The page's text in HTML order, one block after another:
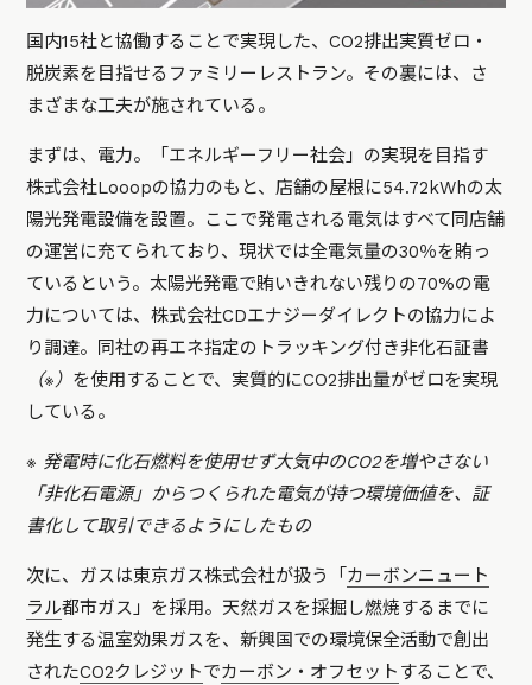
国内15社と協働することで実現した、CO2排出実質ゼロ・
脱炭素を目指せるファミリーレストラン。その裏には、さ
まざまな工夫が施されている。
まずは、電力。「エネルギーフリー社会」の実現を目指す
株式会社Looopの協力のもと、店舗の屋根に54.72kWhの太
陽光発電設備を設置。ここで発電される電気はすべて同店舗
の運営に充てられており、現状では全電気量の30％を賄っ
ているという。太陽光発電で賄いきれない残りの70%の電
力については、株式会社CDエナジーダイレクトの協力によ
り調達。同社の再エネ指定のトラッキング付き非化石証書
（※） を使用することで、実質的にCO2排出量がゼロを実現
している。
※ 発電時に化石燃料を使用せず大気中のCO2を増やさない
「非化石電源」からつくられた電気が持つ環境価値を、証
書化して取引できるようにしたもの
次に、ガスは東京ガス株式会社が扱う「 カーボンニュート
ラル都市ガス」を採用。天然ガスを採掘し燃焼するまでに
発生する温室効果ガスを、新興国での環境保全活動で創出
されたCO2クレジットでカーボン・オフセット することで、